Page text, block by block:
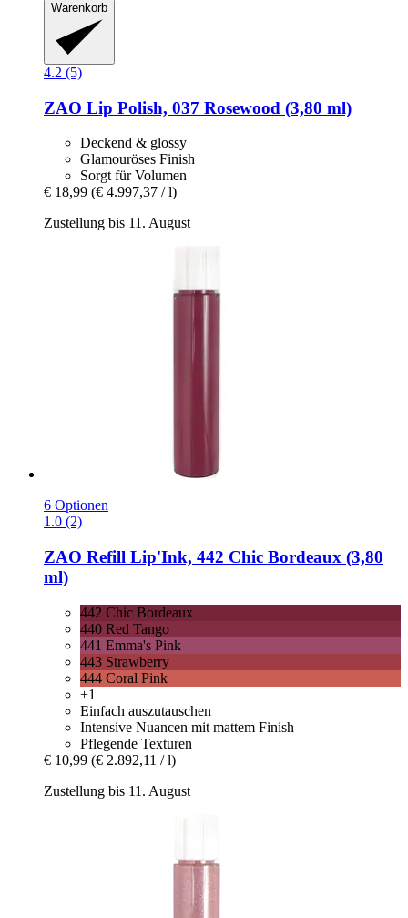
Warenkorb
4.2 (5)
ZAO Lip Polish, 037 Rosewood (3,80 ml)
Deckend & glossy
Glamouröses Finish
Sorgt für Volumen
€ 18,99 (€ 4.997,37 / l)
Zustellung bis 11. August
6 Optionen
1.0 (2)
ZAO Refill Lip'Ink, 442 Chic Bordeaux (3,80
ml)
442 Chic Bordeaux
440 Red Tango
441 Emma's Pink
443 Strawberry
444 Coral Pink
+1
Einfach auszutauschen
Intensive Nuancen mit mattem Finish
Pflegende Texturen
€ 10,99 (€ 2.892,11 / l)
Zustellung bis 11. August